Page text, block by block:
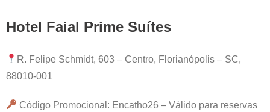
Hotel Faial Prime Suítes
R. Felipe Schmidt, 603 – Centro, Florianópolis – SC,
88010-001
Código Promocional: Encatho26 – Válido para reservas